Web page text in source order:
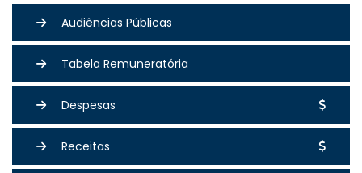
Audiências Públicas
Tabela Remuneratória
Despesas
Receitas